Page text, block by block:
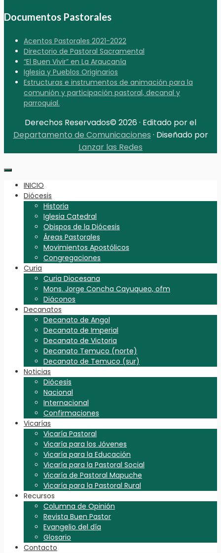
Documentos Pastorales
Acentos Pastorales 2021-2022
Directorio de Pastoral Sacramental
“El Buen Vivir” en La Araucanía
Iglesia y Pueblos Originarios
Estructuras e instrumentos de animación para la
comunión y participación pastoral, decanal y
parroquial.
Derechos Reservados© 2026 · Editado por el
Departamento de Comunicaciones · Diseñado por
Lanzar las Redes
INICIO
Diócesis
Historia
Iglesia Catedral
Obispos de la Diócesis
Áreas Pastorales
Movimientos Apostólicos
Congregaciones
Curia
Curia Diocesana
Mons. Jorge Concha Cayuqueo, ofm
Diáconos
Decanatos
Decanato de Angol
Decanato de Imperial
Decanato de Victoria
Decanato Temuco (norte)
Decanato de Temuco (sur)
Noticias
Diócesis
Nacional
Internacional
Confirmaciones
Vicarías
Vicaría Pastoral
Vicaría para los Jóvenes
Vicaría para la Educación
Vicaría para la Pastoral Social
Vicaría de Pastoral Mapuche
Vicaría para la Pastoral Rural
Recursos
Columna de Opinión
Revista Buen Pastor
Evangelio del día
Glosario
Contacto